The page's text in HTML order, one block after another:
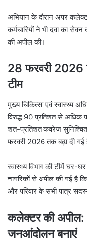
अभियान के दौरान अपर
कर्मचारियों ने भी दवा का
की अपील की।
28 फरवरी 2026
टीम
मुख्य चिकित्सा एवं स्वास्थ्य
विरुद्ध 90 प्रतिशत से अधिक
शत-प्रतिशत कवरेज
फरवरी 2026 तक बढ़ा दी गई
स्वास्थ्य विभाग की टीमें घर-
नागरिकों से अपील की गई है कि
और परिवार के सभी पात्र
कलेक्टर की अपील:
जनआंदोलन बनाएं